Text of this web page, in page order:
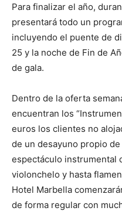
Para finalizar el año,
presentará todo un
incluyendo el puente de
25 y la noche de Fin de
de gala.
Dentro de la oferta
encuentran los
euros los clientes no
de un desayuno propio
espectáculo instrumental
violonchelo y hasta
Hotel Marbella
de forma regular con